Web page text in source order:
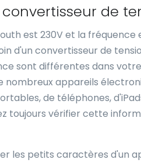
de
est 230V et la
d'un convertisseur de
sont différentes dans
nombreux appareils
de téléphones,
toujours vérifier cette
les petits caractères d'un